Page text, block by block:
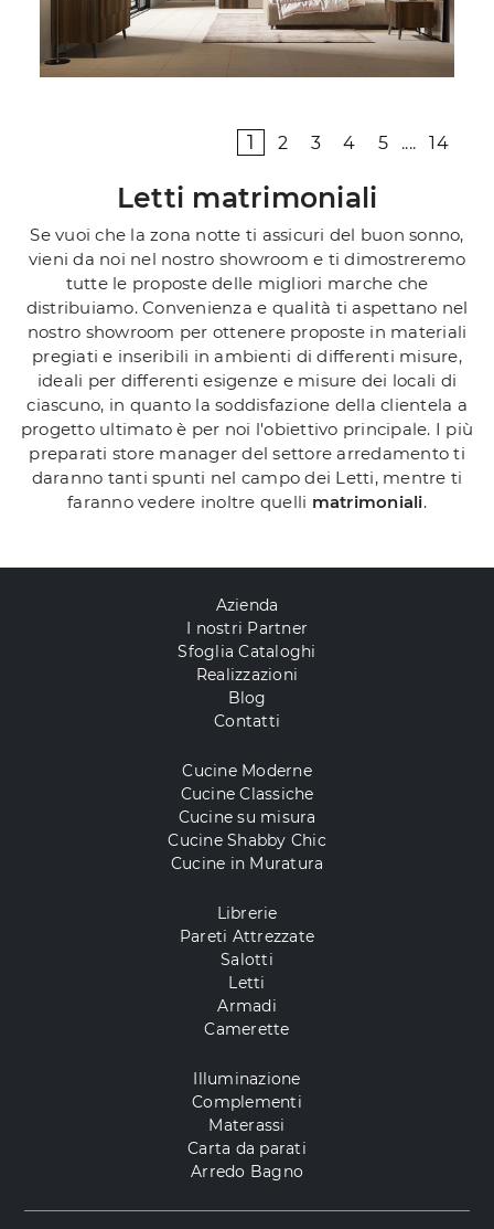
1 2 3 4 5 .... 14
Letti matrimoniali
Se vuoi che la zona notte ti assicuri del buon sonno,
vieni da noi nel nostro showroom e ti dimostreremo
tutte le proposte delle migliori marche che
distribuiamo. Convenienza e qualità ti aspettano nel
nostro showroom per ottenere proposte in materiali
pregiati e inseribili in ambienti di differenti misure,
ideali per differenti esigenze e misure dei locali di
ciascuno, in quanto la soddisfazione della clientela a
progetto ultimato è per noi l'obiettivo principale. I più
preparati store manager del settore arredamento ti
daranno tanti spunti nel campo dei Letti, mentre ti
faranno vedere inoltre quelli matrimoniali.
Azienda
I nostri Partner
Sfoglia Cataloghi
Realizzazioni
Blog
Contatti
Cucine Moderne
Cucine Classiche
Cucine su misura
Cucine Shabby Chic
Cucine in Muratura
Librerie
Pareti Attrezzate
Salotti
Letti
Armadi
Camerette
Illuminazione
Complementi
Materassi
Carta da parati
Arredo Bagno